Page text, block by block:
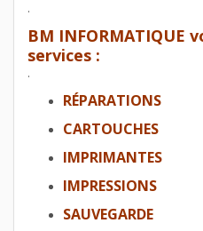
.
BM INFORMATIQUE
services :
.
RÉPARATIONS
CARTOUCHES
IMPRIMANTES
IMPRESSIONS
SAUVEGARDE